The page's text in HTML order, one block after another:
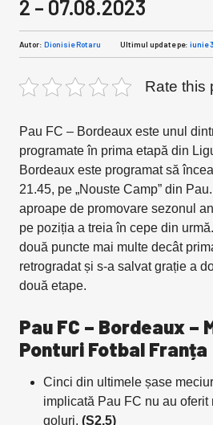
2 – 07.08.2023
Autor: Dionisie Rotaru Ultimul update pe: iunie
Rate this
Pau FC – Bordeaux este unul
programate în prima etapă din
Bordeaux este programat să
21.45, pe „Nouste Camp” din
aproape de promovare sezonul
pe poziția a treia în cepe din
două puncte mai multe decât
retrogradat și s-a salvat grație a
două etape.
Pau FC – Bordeaux –
Ponturi Fotbal Franța
Cinci din ultimele șase
implicată Pau FC nu au oferit
goluri. (S2,5)